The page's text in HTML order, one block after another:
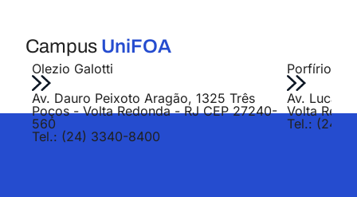
Campus UniFOA
Olezio Galotti
Av. Dauro Peixoto Aragão, 1325 Três
Poços - Volta Redonda - RJ CEP 27240-
560
Tel.: (24) 3340-8400
Porfírio
Av. Lucas
Volta
Tel.: (24)